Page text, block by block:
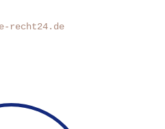
recht24.de